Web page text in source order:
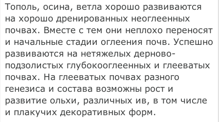
Тополь, осина, ветла хорошо развиваются
на хорошо дренированных неоглеенных
почвах. Вместе с тем они неплохо переносят
и начальные стадии оглеения почв. Успешно
развиваются на нетяжелых дерново-
подзолистых глубокооглеенных и глееватых
почвах. На глееватых почвах разного
генезиса и состава возможны рост и
развитие ольхи, различных ив, в том числе
и плакучих декоративных форм.